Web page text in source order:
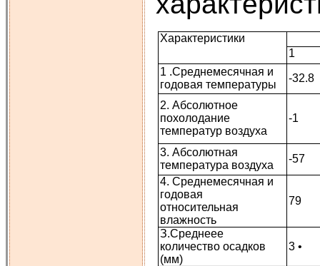
Характеристики
1
1 .Среднемесячная и
годовая температуры
-32.8
2. Абсолютное
похолодание
температур воздуха
-1
3. Абсолютная
температура воздуха
-57
4. Среднемесячная и
годовая
относительная
влажность
79
З.Среднеее
количество осадков
(мм)
3 •